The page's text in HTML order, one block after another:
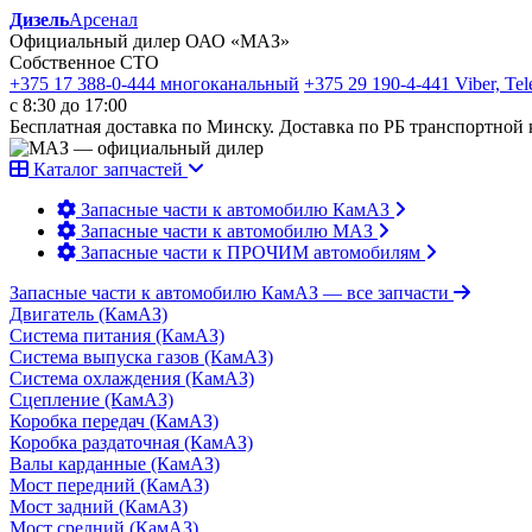
ДизельАрсенал
Официальный дилер ОАО «МАЗ»
Собственное СТО
+375 17 388-0-444 многоканальный +375 29 190-4-441 Viber,
с 8:30 до 17:00
Бесплатная доставка по Минску. Доставка по РБ транспортной
Каталог запчастей
Запасные части к автомобилю КамАЗ
Запасные части к автомобилю МАЗ
Запасные части к ПРОЧИМ автомобилям
Запасные части к автомобилю КамАЗ — все запчасти
Двигатель (КамАЗ)
Система питания (КамАЗ)
Система выпуска газов (КамАЗ)
Система охлаждения (КамАЗ)
Сцепление (КамАЗ)
Коробка передач (КамАЗ)
Коробка раздаточная (КамАЗ)
Валы карданные (КамАЗ)
Мост передний (КамАЗ)
Мост задний (КамАЗ)
Мост средний (КамАЗ)